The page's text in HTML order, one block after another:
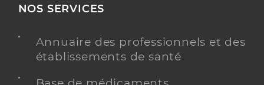
NOS SERVICES
Annuaire des professionnels et des
établissements de santé